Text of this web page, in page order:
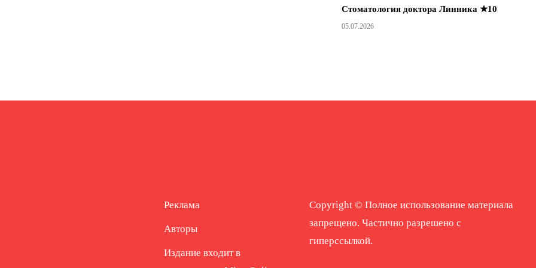
Стоматология доктора Линника ★10
05.07.2026
Реклама
Авторы
Издание входит в
Copyright © Полное использование материала
запрещено. Частично разрешено с
гиперссылкой.